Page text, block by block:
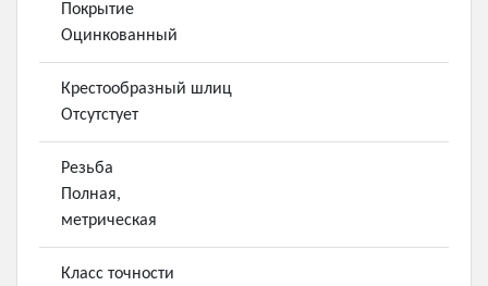
Покрытие
Оцинкованный
Крестообразный шлиц
Отсутстует
Резьба
Полная,
метрическая
Класс точности